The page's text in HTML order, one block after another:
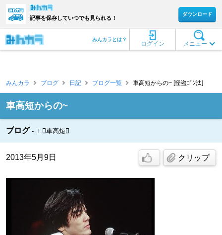
記事を保存していつでも見られる！
ダウンロード
メニュー
ログイン
みんカラとは？
みんカラ ブログ 日記 ブログ一覧 車高短からの~ [怪盗ｺﾞﾝ汰]
車高短からの~
ブログ Ｉ車高短
2013年5月9日 クリップ